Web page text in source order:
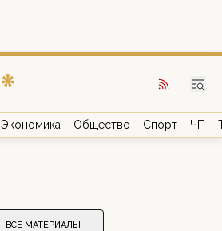
Экономика Общество Спорт ЧП
ВСЕ МАТЕРИАЛЫ